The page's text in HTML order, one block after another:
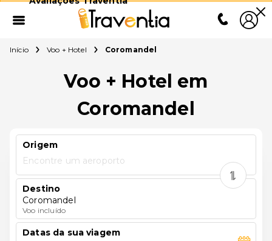
Início Voo + Hotel Coromandel
Voo + Hotel em
Coromandel
Origem
Encontre um aeroporto
Destino
Coromandel
Voo incluído
Datas da sua viagem